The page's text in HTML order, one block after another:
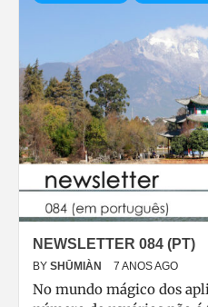
NEWSLETTER 084 (PT)
BY SHŪMIÀN 7 ANOS AGO
No mundo mágico dos